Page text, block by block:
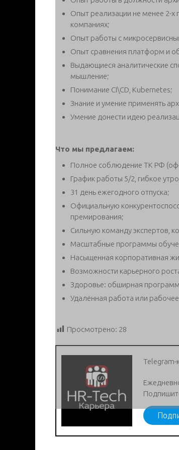
Опыт реализации не менее 2-х
компаниях;
Опыт работы с
Опыт сравнения платформ и
Выдающиеся аналитические
мышление;
Понимание CI\CD, Kubernetes;
Знание и умение применять
Умение донести идею
Что мы предлагаем:
Полное соблюдение ТК РФ
График работы 5/2, гибкое
31 день ежегодного отпуска;
Официальную
премирования;
Сильную команду экспертов,
Масштабные программы
Насыщенная корпоративная
Возможности карьерного
Здоровье: обширная
Удалённая работа или
Просмотрено: 28
Telegram-